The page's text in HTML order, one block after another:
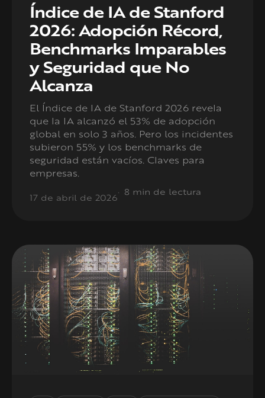
Índice de IA de Stanford
2026: Adopción Récord,
Benchmarks Imparables
y Seguridad que No
Alcanza
El Índice de IA de Stanford 2026 revela
que la IA alcanzó el 53% de adopción
global en solo 3 años. Pero los incidentes
subieron 55% y los benchmarks de
seguridad están vacíos. Claves para
empresas.
17 de abril de 2026
8 min de lectura